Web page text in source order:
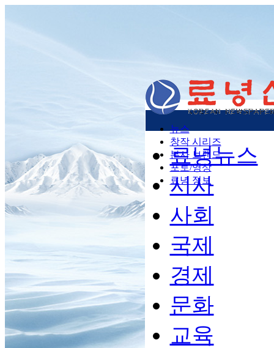
뉴스
창작 시리즈
본사 브랜드
포토/영상
료녕 정보
료녕뉴스
시사
사회
국제
경제
문화
교육